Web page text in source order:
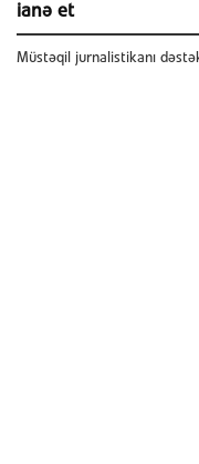
ianə et
Müstəqil jurnalistikanı